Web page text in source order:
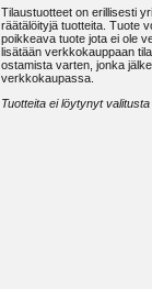
Tilaustuotteet on erillisesti
räätälöityjä tuotteita. Tuote
poikkeava tuote jota ei ole
lisätään verkkokauppaan
ostamista varten, jonka
verkkokaupassa.
Tuotteita ei löytynyt